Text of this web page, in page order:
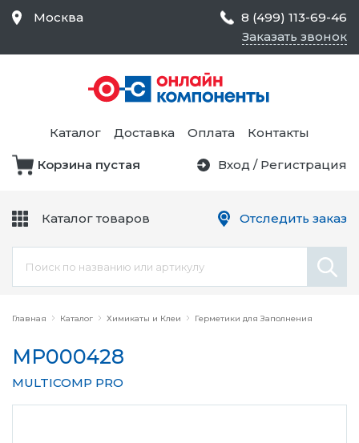
Главная Каталог Химикаты и Клеи Герметики для Заполнения
MP000428
MULTICOMP PRO
Москва
8 (499) 113-69-46
Заказать звонок
Каталог Доставка Оплата Контакты
Корзина пустая Вход / Регистрация
Каталог товаров
Средства Контроля
Статического
Электричества и
Безопасности,
Товары для Чистых
Цепи
Оборудование
Отследить заказ